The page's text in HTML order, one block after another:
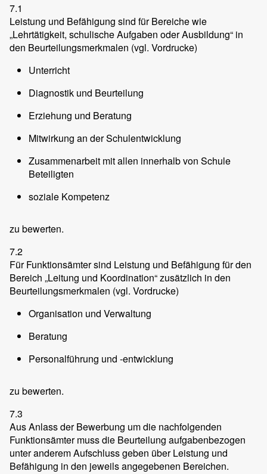
7.1
Leistung und Befähigung sind für Bereiche wie
„Lehrtätigkeit, schulische Aufgaben oder Ausbildung“ in
den Beurteilungsmerkmalen (vgl. Vordrucke)
Unterricht
Diagnostik und Beurteilung
Erziehung und Beratung
Mitwirkung an der Schulentwicklung
Zusammenarbeit mit allen innerhalb von Schule
Beteiligten
soziale Kompetenz
zu bewerten.
7.2
Für Funktionsämter sind Leistung und Befähigung für den
Bereich „Leitung und Koordination“ zusätzlich in den
Beurteilungsmerkmalen (vgl. Vordrucke)
Organisation und Verwaltung
Beratung
Personalführung und -entwicklung
zu bewerten.
7.3
Aus Anlass der Bewerbung um die nachfolgenden
Funktionsämter muss die Beurteilung aufgabenbezogen
unter anderem Aufschluss geben über Leistung und
Befähigung in den jeweils angegebenen Bereichen.